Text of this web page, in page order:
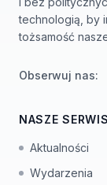
technologią, by
tożsamość
Obserwuj nas:
NASZE
Aktualności
Wydarzenia